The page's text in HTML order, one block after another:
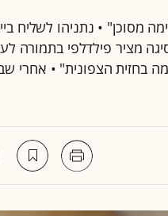
מסוכן" • נתניהו לשליח
מציר פילדלפי
בחזית הצפונית" • אחרי